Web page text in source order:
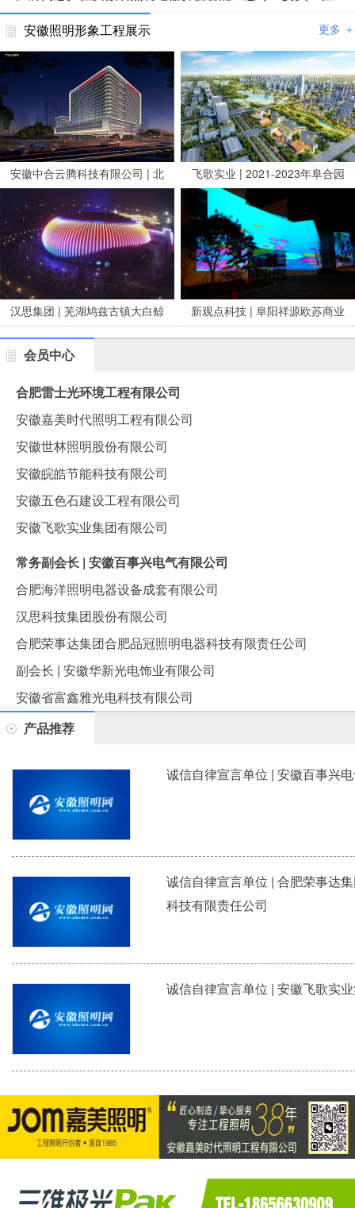
安徽照明形象工程展示
更多 ＋
安徽中合云腾科技有限公司 | 北
京安贞医院安徽医院亮化项目
飞歌实业 | 2021-2023年阜合园
区市政养修服务项目
汉思集团 | 芜湖鸠兹古镇大白鲸
新观点科技 | 阜阳祥源欧苏商业
会员中心
合肥雷士光环境工程有限公司
安徽嘉美时代照明工程有限公司
安徽世林照明股份有限公司
安徽皖皓节能科技有限公司
安徽五色石建设工程有限公司
安徽飞歌实业集团有限公司
常务副会长 | 安徽百事兴电气有限公司
合肥海洋照明电器设备成套有限公司
汉思科技集团股份有限公司
合肥荣事达集团合肥品冠照明电器科技有限责任公司
副会长 | 安徽华新光电饰业有限公司
安徽省富鑫雅光电科技有限公司
产品推荐
诚信自律宣言单位 | 安徽百事兴
诚信自律宣言单位 | 合肥荣事达
科技有限责任公司
诚信自律宣言单位 | 安徽飞歌实